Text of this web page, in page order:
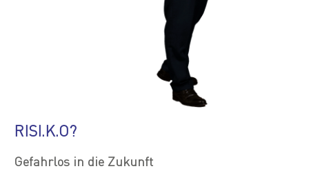
RISI.K.O?
Gefahrlos in die Zukunft